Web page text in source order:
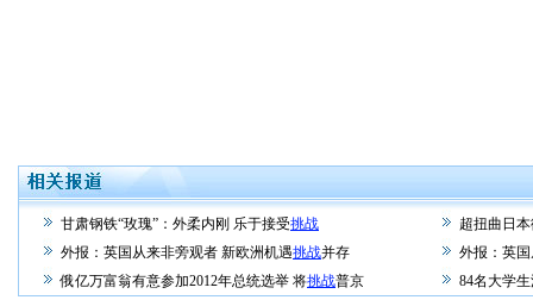
甘肃钢铁“玫瑰”：外柔内刚 乐于接受挑战
超扭曲日
外报：英国从来非旁观者 新欧洲机遇挑战并存
外报：英
俄亿万富翁有意参加2012年总统选举 将挑战普京 84名大学